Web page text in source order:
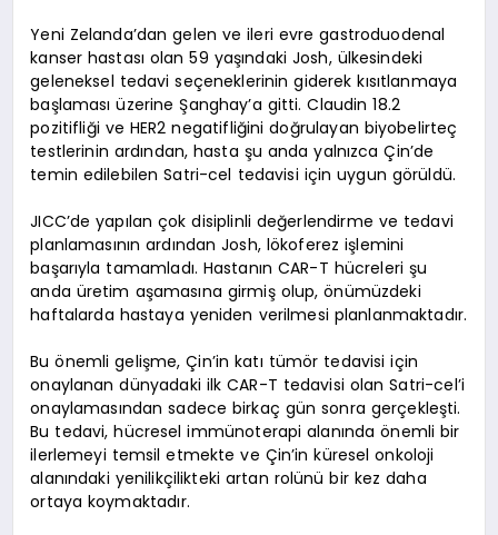
Yeni Zelanda’dan gelen ve ileri evre gastroduodenal
kanser hastası olan 59 yaşındaki Josh, ülkesindeki
geleneksel tedavi seçeneklerinin giderek kısıtlanmaya
başlaması üzerine Şanghay’a gitti. Claudin 18.2
pozitifliği ve HER2 negatifliğini doğrulayan biyobelirteç
testlerinin ardından, hasta şu anda yalnızca Çin’de
temin edilebilen Satri-cel tedavisi için uygun görüldü.
JICC’de yapılan çok disiplinli değerlendirme ve tedavi
planlamasının ardından Josh, lökoferez işlemini
başarıyla tamamladı. Hastanın CAR-T hücreleri şu
anda üretim aşamasına girmiş olup, önümüzdeki
haftalarda hastaya yeniden verilmesi planlanmaktadır.
Bu önemli gelişme, Çin’in katı tümör tedavisi için
onaylanan dünyadaki ilk CAR-T tedavisi olan Satri-cel’i
onaylamasından sadece birkaç gün sonra gerçekleşti.
Bu tedavi, hücresel immünoterapi alanında önemli bir
ilerlemeyi temsil etmekte ve Çin’in küresel onkoloji
alanındaki yenilikçilikteki artan rolünü bir kez daha
ortaya koymaktadır.